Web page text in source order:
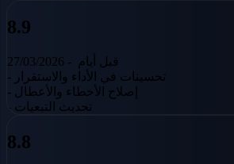
8.9
27/03/2026 - قبل أيام
- تحسينات في الأداء والاستقرار
- إصلاح الأخطاء والأعطال
- تحديث التبعيات
8.8